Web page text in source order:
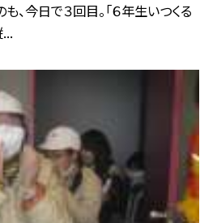
、今日で３回目。「６年生いつくる